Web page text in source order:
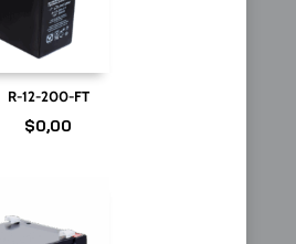
R-12-200-FT
$0,00